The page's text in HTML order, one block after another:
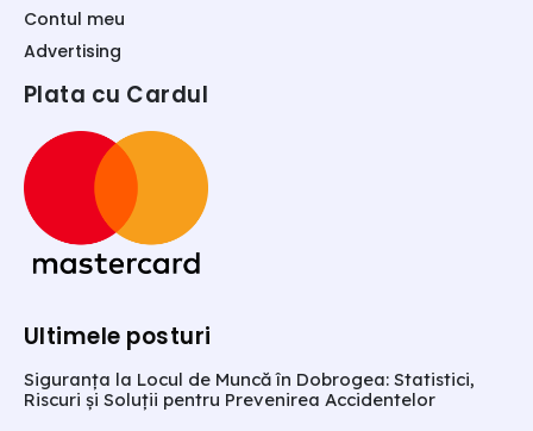
Contul meu
Advertising
Plata cu Cardul
Ultimele posturi
Siguranța la Locul de Muncă în Dobrogea: Statistici,
Riscuri și Soluții pentru Prevenirea Accidentelor